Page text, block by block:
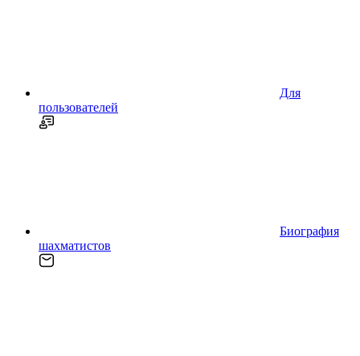
Для
пользователей
Биография
шахматистов